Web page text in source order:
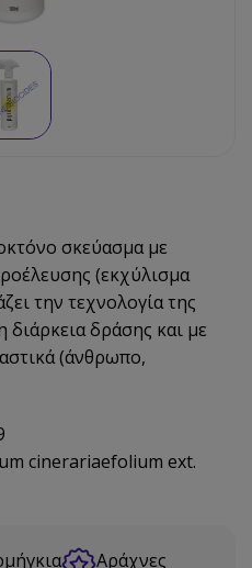
σκεύασμα με
(εκχύλισμα
την τεχνολογία της
διάρκεια δράσης και με
(άνθρωπο,
cinerariaefolium ext.
Αράχνες